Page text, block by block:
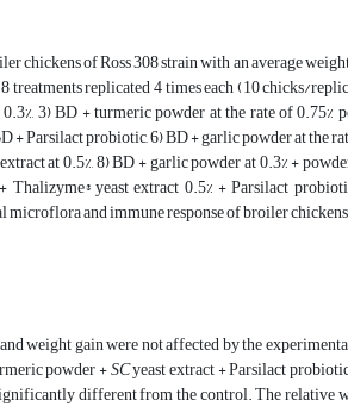
of Ross 308 strain with an average
replicated 4 times each (10 chicks/
3) BD + turmeric powder at the rate of 0.75%
Parsilact probiotic, 6) BD + garlic powder at the
at 0.5%, 8) BD + garlic powder at 0.3% +
yeast extract 0.5% + Parsilact
and immune response of broiler chickens
weight gain were not affected by the
powder +SCyeast extract + Parsilact
different from the control. The relative